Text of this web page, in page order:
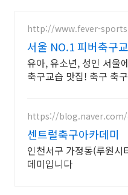
http://www.fever-
서울 NO.1 피버축구
유아, 유소년, 성인 서울
축구교습 맛집! 축구 축구
https://blog.naver.com/
센트럴축구아카데미
인천서구 가정동(루원
데미입니다